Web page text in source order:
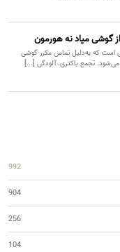
گوشی میاد نه هورمون
است که به‌دلیل تماس مکرر گوشی
می‌شود. تجمع باکتری، آلودگی [...]
992
904
256
104